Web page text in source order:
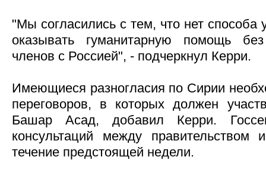
"Мы согласились с тем, что нет способа
оказывать гуманитарную помощь
членов с Россией", - подчеркнул Керри.
Имеющиеся разногласия по Сирии
переговоров, в которых должен
Башар Асад, добавил Керри.
консультаций между
течение предстоящей недели.